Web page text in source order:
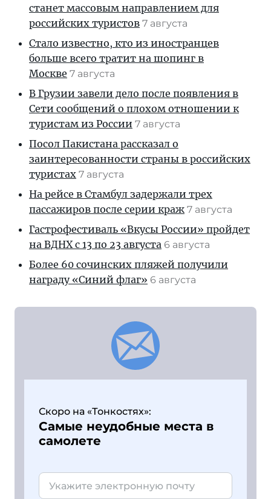
станет массовым направлением для
российских туристов 7 августа
Стало известно, кто из иностранцев
больше всего тратит на шопинг в
Москве 7 августа
В Грузии завели дело после появления в
Сети сообщений о плохом отношении к
туристам из России 7 августа
Посол Пакистана рассказал о
заинтересованности страны в российских
туристах 7 августа
На рейсе в Стамбул задержали трех
пассажиров после серии краж 7 августа
Гастрофестиваль «Вкусы России» пройдет
на ВДНХ с 13 по 23 августа 6 августа
Более 60 сочинских пляжей получили
награду «Синий флаг» 6 августа
Скоро на «Тонкостях»:
Самые неудобные места в
самолете